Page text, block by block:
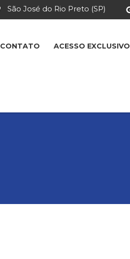
São José do Rio Preto (SP)
CONTATO ACESSO EXCLUSIVO